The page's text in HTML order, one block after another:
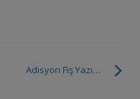
Adisyon Fiş Yazıcısı ve Mutfak Yazcısı